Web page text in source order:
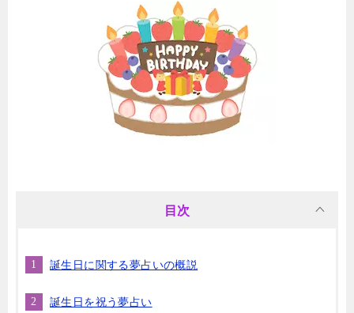
目次
誕生日に関する夢占いの概説
誕生日を祝う夢占い